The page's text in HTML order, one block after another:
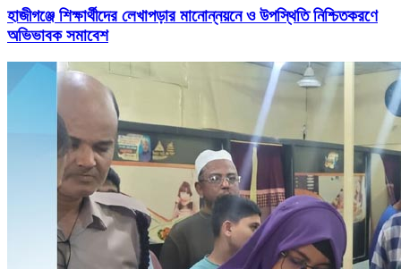
হাজীগঞ্জে শিক্ষার্থীদের লেখাপড়ার মানোন্নয়নে ও উপস্থিতি নিশ্চিতকরণে
অভিভাবক সমাবেশ